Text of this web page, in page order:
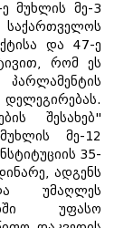
მუხლის მე-3
საქართველოს
და 47-ე
რომ ეს
დელეგირებას.
შესახებ"
მე-12
35-
ადგენს
უმაღლეს
უფასო